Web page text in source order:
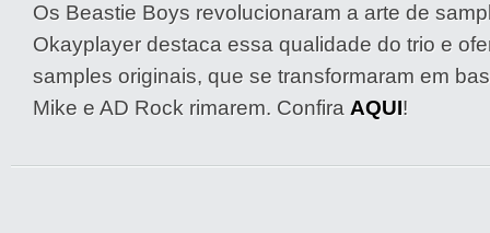
Os Beastie Boys revolucionaram a arte de
Okayplayer destaca essa qualidade do trio e
samples originais, que se transformaram em
Mike e AD Rock rimarem. Confira AQUI!